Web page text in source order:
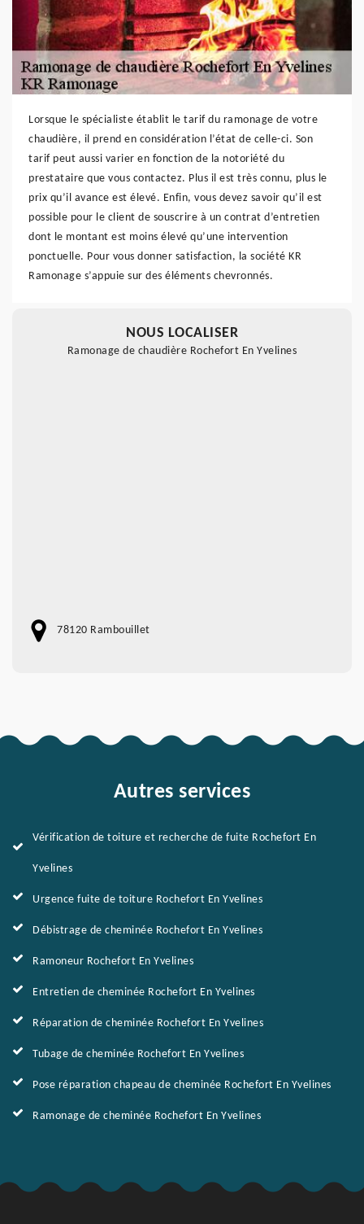
Lorsque le spécialiste établit le tarif du ramonage de votre
chaudière, il prend en considération l’état de celle-ci. Son
tarif peut aussi varier en fonction de la notoriété du
prestataire que vous contactez. Plus il est très connu, plus le
prix qu’il avance est élevé. Enfin, vous devez savoir qu’il est
possible pour le client de souscrire à un contrat d’entretien
dont le montant est moins élevé qu’une intervention
ponctuelle. Pour vous donner satisfaction, la société KR
Ramonage s’appuie sur des éléments chevronnés.
NOUS LOCALISER
Ramonage de chaudière Rochefort En Yvelines
78120 Rambouillet
Autres services
Vérification de toiture et recherche de fuite Rochefort En
Yvelines
Urgence fuite de toiture Rochefort En Yvelines
Débistrage de cheminée Rochefort En Yvelines
Ramoneur Rochefort En Yvelines
Entretien de cheminée Rochefort En Yvelines
Réparation de cheminée Rochefort En Yvelines
Tubage de cheminée Rochefort En Yvelines
Pose réparation chapeau de cheminée Rochefort En Yvelines
Ramonage de cheminée Rochefort En Yvelines